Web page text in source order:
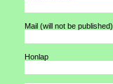
Mail (will not be published)
Honlap